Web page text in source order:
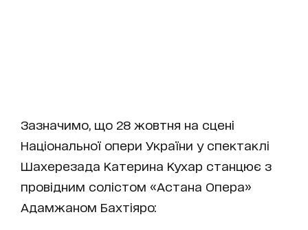
Зазначимо, що 28 жовтня на сцені
Національної опери України у спектаклі
Шахерезада Катерина Кухар станцює з
провідним солістом «Астана Опера»
Адамжаном Бахтіяро: